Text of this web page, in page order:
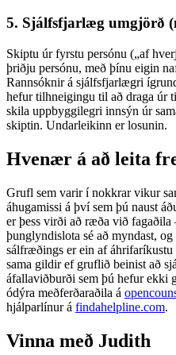
5. Sjálfsfjarlæg umgjörð
Skiptu úr fyrstu persónu („af
þriðju persónu, með þínu eigin
Rannsóknir á sjálfsfjarlægri
hefur tilhneigingu til að draga úr
skila uppbyggilegri innsýn úr
skiptin. Undarleikinn er losunin.
Hvenær á að leita
Grufl sem varir í nokkrar vikur
áhugamissi á því sem þú naust
er þess virði að ræða við
þunglyndislota sé að myndast,
sálfræðings er ein af
sama gildir ef gruflið beinist að
áfallaviðburði sem þú hefur ekki
ódýra meðferðaraðila á
hjálparlínur á findahelpline.com.
Vinna með Judith